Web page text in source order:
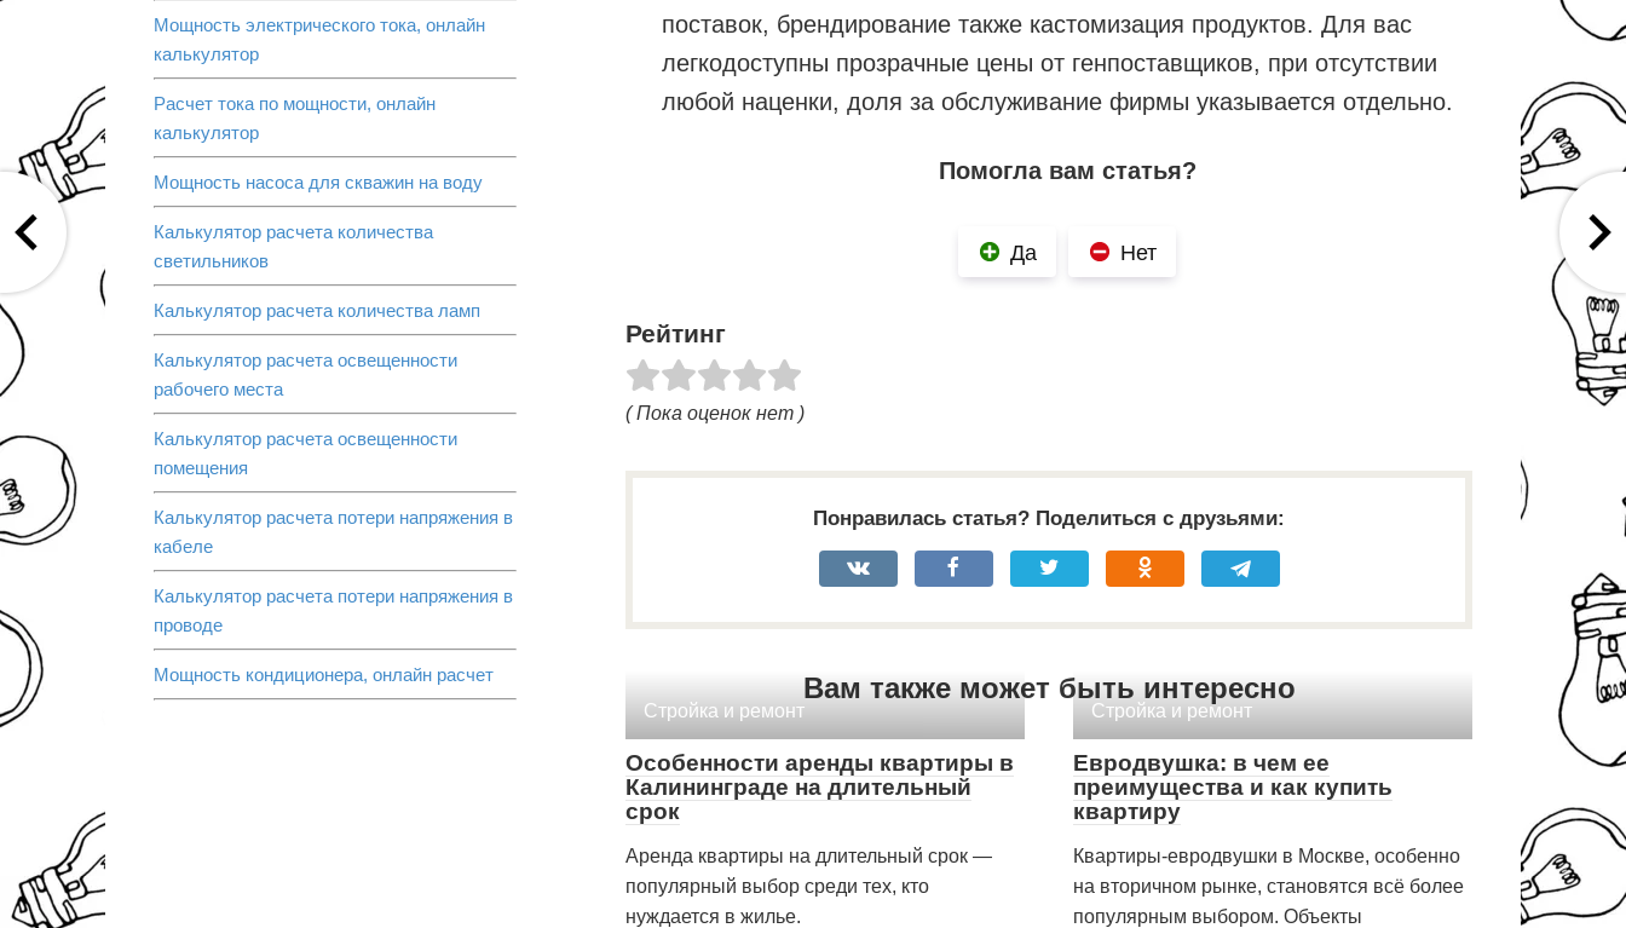
поставок, брендирование также кастомизация продуктов. Для вас
легкодоступны прозрачные цены от генпоставщиков, при отсутствии
любой наценки, доля за обслуживание фирмы указывается отдельно.
Помогла вам статья?
Да Нет
Рейтинг
( Пока оценок нет )
Понравилась статья? Поделиться с друзьями:
Вам также может быть интересно
Стройка и ремонт
Особенности аренды квартиры в
Калининграде на длительный
срок
Аренда квартиры на длительный срок —
популярный выбор среди тех, кто
нуждается в жилье.
Стройка и ремонт
Евродвушка: в чем ее
преимущества и как купить
квартиру
Квартиры-евродвушки в Москве, особенно
на вторичном рынке, становятся всё более
популярным выбором. Объекты
Мощность электрического тока, онлайн
калькулятор
Расчет тока по мощности, онлайн
калькулятор
Мощность насоса для скважин на воду
Калькулятор расчета количества
светильников
Калькулятор расчета количества ламп
Калькулятор расчета освещенности
рабочего места
Калькулятор расчета освещенности
помещения
Калькулятор расчета потери напряжения в
кабеле
Калькулятор расчета потери напряжения в
проводе
Мощность кондиционера, онлайн расчет